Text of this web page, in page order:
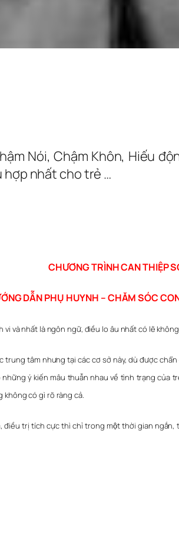
Nói, Chậm Khôn, Hiếu
hợp nhất cho trẻ …
CHƯƠNG TRÌNH CAN THIỆP
DẪN PHỤ HUYNH – CHĂM SÓC
và nhất là ngôn ngữ, điều lo âu nhất có lẽ
trung tâm nhưng tại các cơ sở này, dù được
ý kiến mâu thuẫn nhau về tình trạng của
không có gì rõ ràng cả.
điều trị tích cực thì chỉ trong một thời gian